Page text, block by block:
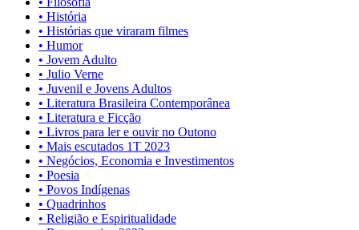
• História
• Histórias que viraram filmes
• Humor
• Jovem Adulto
• Julio Verne
• Juvenil e Jovens Adultos
• Literatura Brasileira Contemporânea
• Literatura e Ficção
• Livros para ler e ouvir no Outono
• Mais escutados 1T 2023
• Negócios, Economia e Investimentos
• Poesia
• Povos Indígenas
• Quadrinhos
• Religião e Espiritualidade